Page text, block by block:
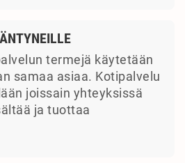
termejä käytetään
samaa asiaa. Kotipalvelu
joissain yhteyksissä
ja tuottaa